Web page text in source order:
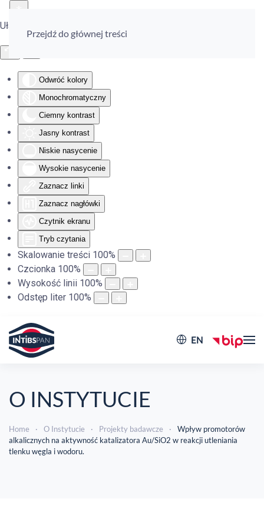
Ułatwienia dostępu
Odwróć kolory
Monochromatyczny
Ciemny kontrast
Jasny kontrast
Niskie nasycenie
Wysokie nasycenie
Zaznacz linki
Zaznacz nagłówki
Czytnik ekranu
Tryb czytania
Skalowanie treści 100%
Czcionka 100%
Wysokość linii 100%
Odstęp liter 100%
Przejdź do głównej treści
EN
O INSTYTUCIE
Home O Instytucie Projekty badawcze
Wpływ promotorów
alkalicznych na aktywność katalizatora Au/SiO2 w reakcji utleniania
tlenku węgla i wodoru.